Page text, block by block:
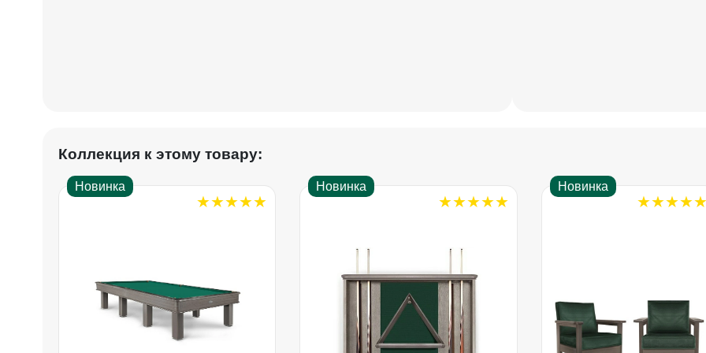
Коллекция к этому товару:
Новинка Новинка Новинка